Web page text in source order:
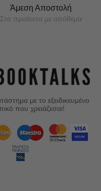
Άμεση Αποστολή
Στα προϊόντα με απόθεμα
με το εξειδικευμένο
που χρειάζεσαι!